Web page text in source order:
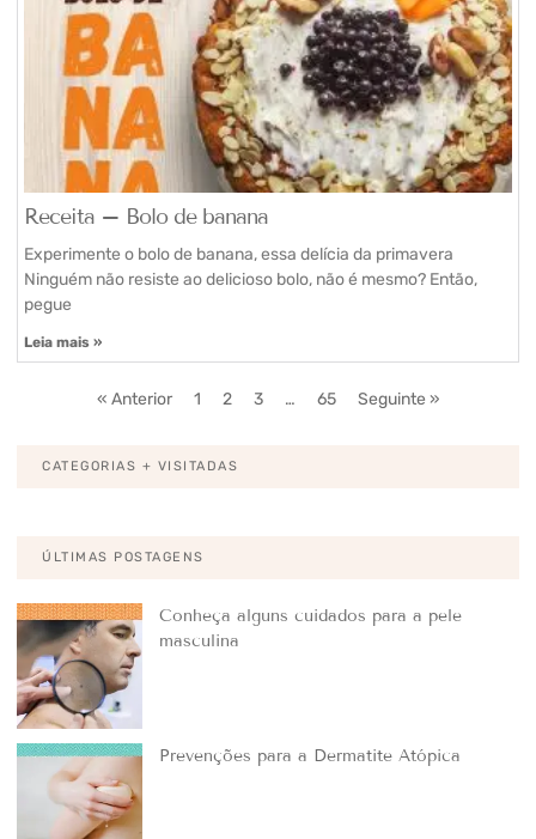
Receita – Bolo de banana
Experimente o bolo de banana, essa delícia da primavera
Ninguém não resiste ao delicioso bolo, não é mesmo? Então,
pegue
Leia mais »
« Anterior 1 2 3 … 65 Seguinte »
CATEGORIAS + VISITADAS
ÚLTIMAS POSTAGENS
Conheça alguns cuidados para a pele
masculina
Prevenções para a Dermatite Atópica